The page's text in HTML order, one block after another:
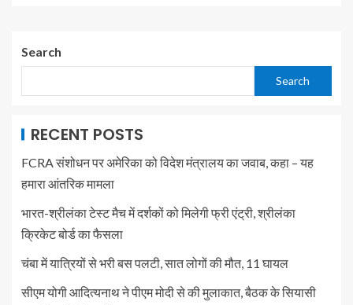
Search
Search
RECENT POSTS
FCRA संशोधन पर अमेरिका को विदेश मंत्रालय का जवाब, कहा – यह
हमारा आंतरिक मामला
भारत-श्रीलंका टेस्ट मैच में दर्शकों को मिलेगी फ्री एंट्री, श्रीलंका
क्रिकेट बोर्ड का फैसला
चंबा में यात्रियों से भरी बस पलटी, सात लोगों की मौत, 11 घायल
सीएम योगी आदित्यनाथ ने पीएम मोदी से की मुलाकात, बैठक के सियासी